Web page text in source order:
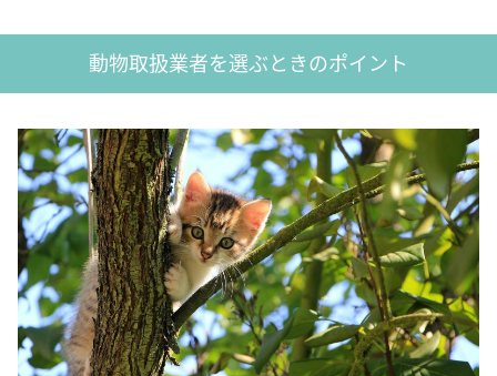
動物取扱業者を選ぶときのポイント